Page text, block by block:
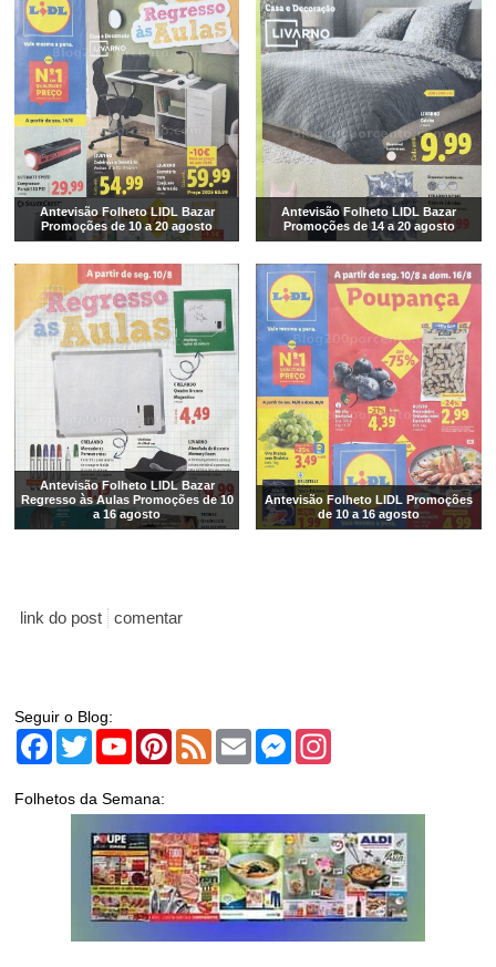
Antevisão Folheto LIDL Bazar
Promoções de 10 a 20 agosto
Antevisão Folheto LIDL Bazar
Promoções de 14 a 20 agosto
Antevisão Folheto LIDL Bazar
Regresso às Aulas Promoções de 10
a 16 agosto
Antevisão Folheto LIDL Promoções
de 10 a 16 agosto
link do post comentar
Seguir o Blog:
Facebook
TwitterYouTubePinterest
Feed Email Messenger
Folhetos da Semana: